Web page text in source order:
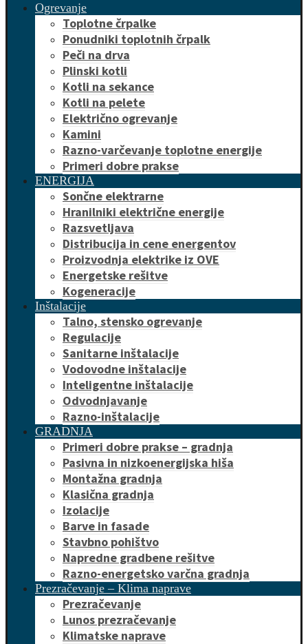
Ogrevanje
Toplotne črpalke
Ponudniki toplotnih črpalk
Peči na drva
Plinski kotli
Kotli na sekance
Kotli na pelete
Električno ogrevanje
Kamini
Razno-varčevanje toplotne energije
Primeri dobre prakse
ENERGIJA
Sončne elektrarne
Hranilniki električne energije
Razsvetljava
Distribucija in cene energentov
Proizvodnja elektrike iz OVE
Energetske rešitve
Kogeneracije
Inštalacije
Talno, stensko ogrevanje
Regulacije
Sanitarne inštalacije
Vodovodne inštalacije
Inteligentne inštalacije
Odvodnjavanje
Razno-inštalacije
GRADNJA
Primeri dobre prakse – gradnja
Pasivna in nizkoenergijska hiša
Montažna gradnja
Klasična gradnja
Izolacije
Barve in fasade
Stavbno pohištvo
Napredne gradbene rešitve
Razno-energetsko varčna gradnja
Prezračevanje – Klima naprave
Prezračevanje
Lunos prezračevanje
Klimatske naprave